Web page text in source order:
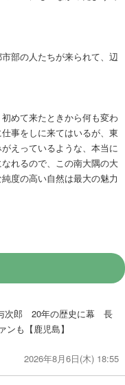
部の人たちが来られて、辺
めて来たときから何も変わ
事をしに来てはいるが、東
えっているような、本当に
れるので、この南大隅の大
度の高い自然は最大の魅力
次郎 20年の歴史に幕 長
ンも【鹿児島】
2026年8月6日(木) 18:55